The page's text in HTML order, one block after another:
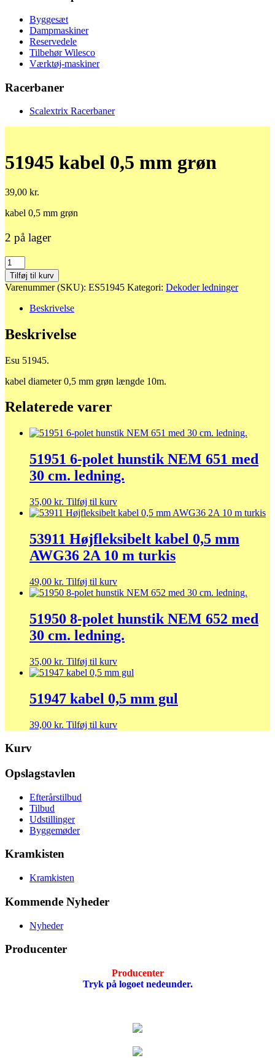
Byggesæt
Dampmaskiner
Reservedele
Tilbehør Wilesco
Værktøj-maskiner
Racerbaner
Scalextrix Racerbaner
51945 kabel 0,5 mm grøn
39,00 kr.
kabel 0,5 mm grøn
2 på lager
51945
kabel
0,5
mm
grøn
Tilføj til kurv
Varenummer (SKU): ES51945 Kategori: Dekoder ledninger
Beskrivelse
Beskrivelse
Esu 51945.
kabel diameter 0,5 mm grøn længde 10m.
Relaterede varer
51951 6-polet hunstik NEM 651 med
30 cm. ledning.
35,00 kr. Tilføj til kurv
53911 Højfleksibelt kabel 0,5 mm
AWG36 2A 10 m turkis
49,00 kr. Tilføj til kurv
51950 8-polet hunstik NEM 652 med
30 cm. ledning.
35,00 kr. Tilføj til kurv
51947 kabel 0,5 mm gul
39,00 kr. Tilføj til kurv
Kurv
Opslagstavlen
Efterårstilbud
Tilbud
Udstillinger
Byggemøder
Kramkisten
Kramkisten
Kommende Nyheder
Nyheder
Producenter
Producenter
Tryk på logoet nedeunder.